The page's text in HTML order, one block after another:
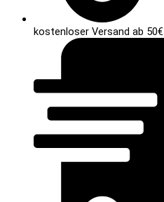
kostenloser Versand ab 50€